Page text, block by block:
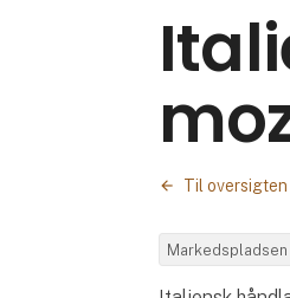
Til oversigten
Markedspladsen